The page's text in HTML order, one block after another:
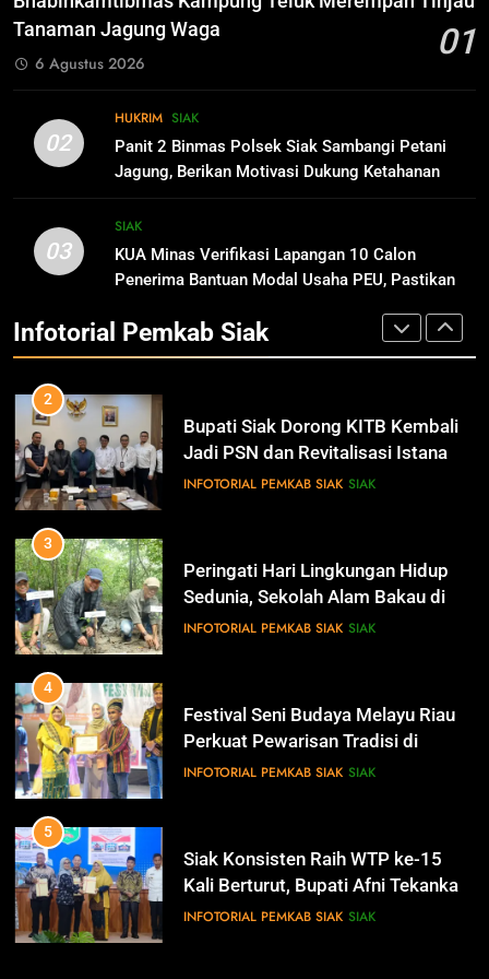
IKLAN SIAK
11
Tahun
IKLAN
12
Selamat HUT RI Ke-79
IKLAN
13
IKLAN
14
IKLAN
15
16
Tanaman Jagung Waga
01
6 Agustus 2026
02
HUKRIM SIAK
Panit 2 Binmas Polsek Siak Sambangi Petani
Jagung, Berikan Motivasi Dukung Ketahanan
Pangan Nasional
03
SIAK
KUA Minas Verifikasi Lapangan 10 Calon
Penerima Bantuan Modal Usaha PEU, Pastikan
Infotorial Pemkab Siak
Rasulullah Suri Tauladan Umat
Pemkab Siak Manfaatkan Lahan
Tidur Jadi Produktif Dorong PAD
INFOTORIAL PEMKAB SIAK SIAK
2
Bupati Siak Dorong KITB Kembali
Jadi PSN dan Revitalisasi Istana
Kesultanan Siak
INFOTORIAL PEMKAB SIAK
3
Peringati Hari Lingkungan Hidup
Sedunia, Sekolah Alam Bakau di
Siak Cetak Generasi Penjaga
INFOTORIAL PEMKAB SIAK SIAK
4
Festival Seni Budaya Melayu Riau
Perkuat Pewarisan Tradisi di
Negeri Istana
INFOTORIAL PEMKAB SIAK SIAK
5
Siak Konsisten Raih WTP ke-15
Kali Berturut, Bupati Afni Tekankan
Penguatan Tata Kelola Keuangan
INFOTORIAL PEMKAB SIAK SIAK
6
Antisipasi Pencurian Data,
Diskominfo Siak Perkuat Tim
Tanggap Insiden Siber Mendukung
INFOTORIAL PEMKAB SIAK SIAK